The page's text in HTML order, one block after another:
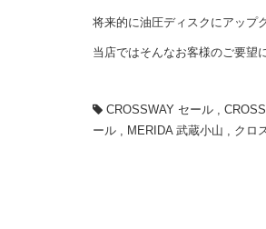
将来的に油圧ディスクにアップ
当店ではそんなお客様のご要望
CROSSWAY セール ,
ール , MERIDA 武蔵小山 , クロ